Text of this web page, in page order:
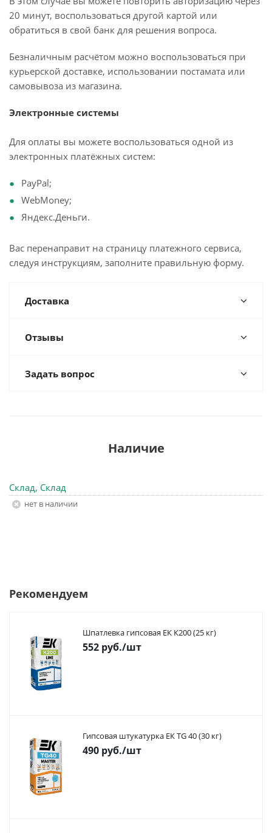
20 минут, воспользоваться другой картой или
обратиться в свой банк для решения вопроса.
Безналичным расчётом можно воспользоваться при
курьерской доставке, использовании постамата или
самовывоза из магазина.
Электронные системы
Для оплаты вы можете воспользоваться одной из
электронных платёжных систем:
PayPal;
WebMoney;
Яндекс.Деньги.
Вас перенаправит на страницу платежного сервиса,
следуя инструкциям, заполните правильную форму.
Доставка
Отзывы
Задать вопрос
Наличие
Склад, Склад
Нет в наличии
Рекомендуем
Шпатлевка гипсовая ЕК К200 (25 кг)
552 руб./шт
Гипсовая штукатурка ЕК TG 40 (30 кг)
490 руб./шт